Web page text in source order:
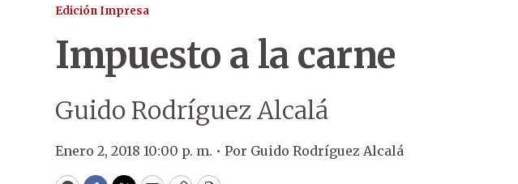
Edición Impresa
Impuesto a la carne
Guido Rodríguez Alcalá
Enero 2, 2018 10:00 p. m. • Por Guido Rodríguez Alcalá